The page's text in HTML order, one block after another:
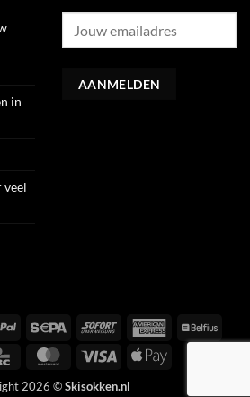
in
veel
PayPal Sepa Sofort
American
Express
Belfius
KBC MasterCardVisa
Apple
2026 ©Skisokken.nl